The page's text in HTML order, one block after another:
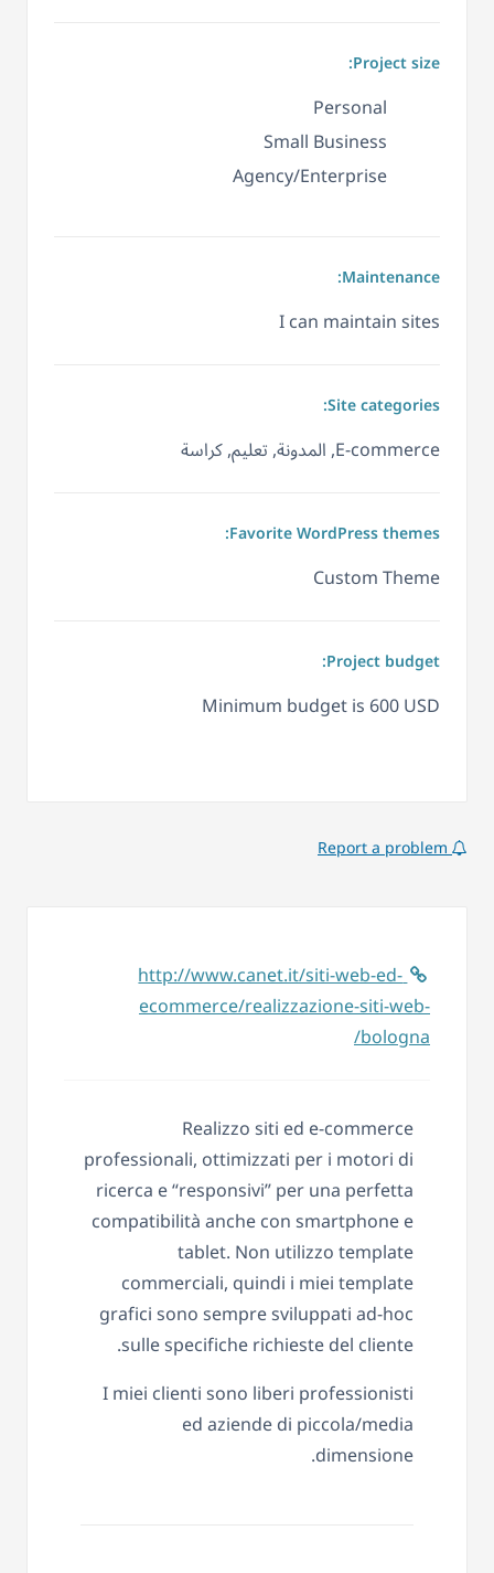
Project size:
Personal
Small Business
Agency/Enterprise
Maintenance:
I can maintain sites
Site categories:
E-commerce, المدونة, تعليم, كراسة
Favorite WordPress themes:
Custom Theme
Project budget:
Minimum budget is 600 USD
Report a problem
http://www.canet.it/siti-web-ed-
ecommerce/realizzazione-siti-web-
bologna/
Realizzo siti ed e-commerce
professionali, ottimizzati per i motori di
ricerca e “responsivi” per una perfetta
compatibilità anche con smartphone e
tablet. Non utilizzo template
commerciali, quindi i miei template
grafici sono sempre sviluppati ad-hoc
sulle specifiche richieste del cliente.
I miei clienti sono liberi professionisti
ed aziende di piccola/media
dimensione.